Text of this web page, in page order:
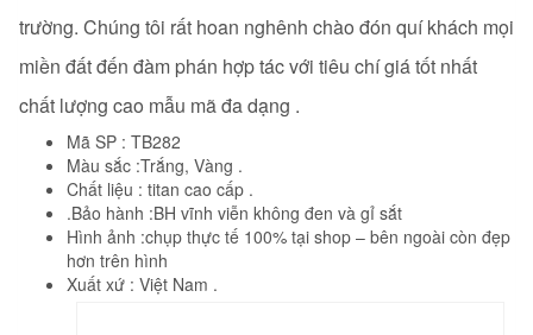
trường. Chúng tôi rất hoan nghênh chào đón quí khách mọi
miền đất đến đàm phán hợp tác với tiêu chí giá tốt nhất
chất lượng cao mẫu mã đa dạng .
Mã SP : TB282
Màu sắc :Trắng, Vàng .
Chất liệu : titan cao cấp .
.Bảo hành :BH vĩnh viễn không đen và gỉ sắt
Hình ảnh :chụp thực tế 100% tại shop – bên ngoài còn đẹp
hơn trên hình
Xuất xứ : Việt Nam .